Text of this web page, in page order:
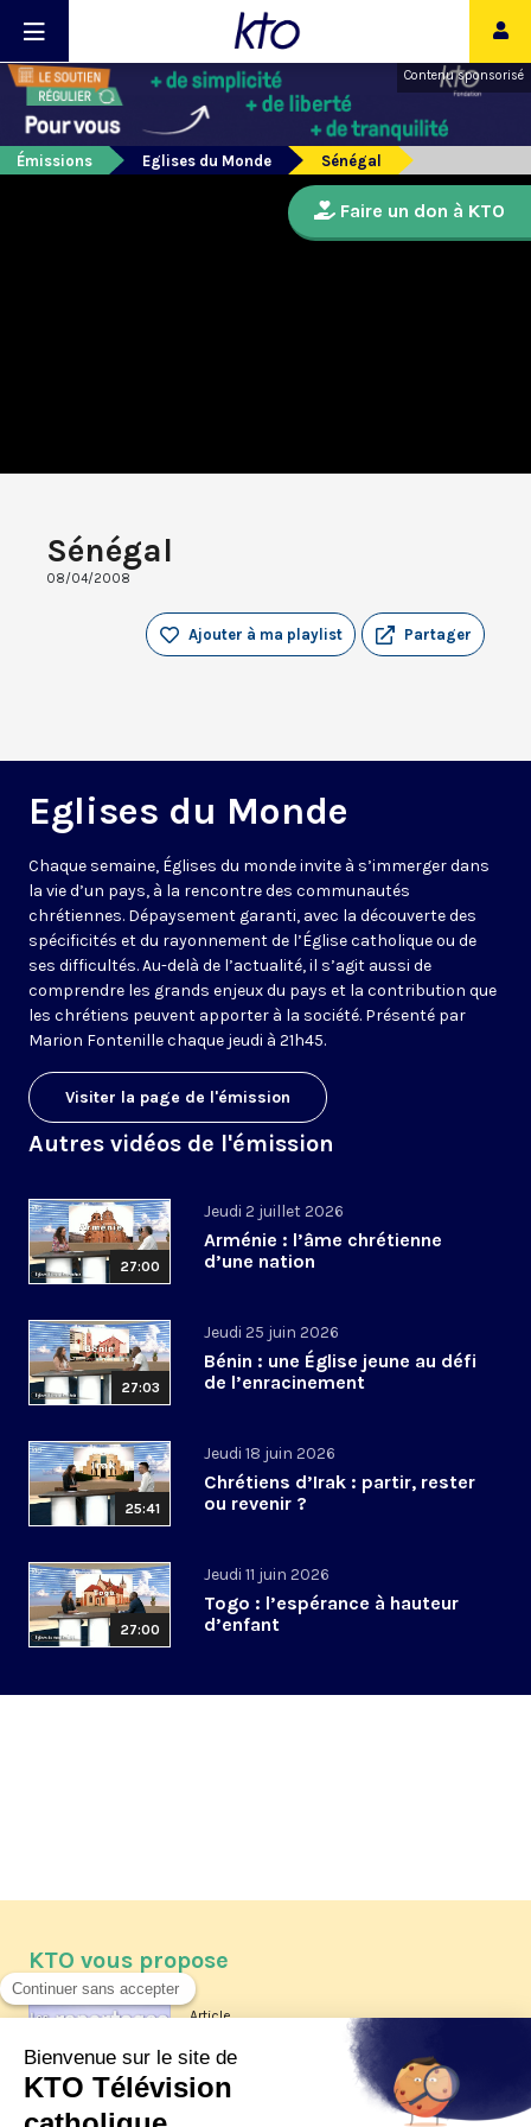
Contenu sponsorisé
Émissions Eglises du Monde Sénégal
Sénégal
08/04/2008
Partager
Ajouter à ma playlist
Eglises du Monde
Chaque semaine, Églises du monde invite à s’immerger dans
la vie d’un pays, à la rencontre des communautés
chrétiennes. Dépaysement garanti, avec la découverte des
spécificités et du rayonnement de l’Église catholique ou de
ses difficultés. Au-delà de l’actualité, il s’agit aussi de
comprendre les grands enjeux du pays et la contribution que
les chrétiens peuvent apporter à la société. Présenté par
Marion Fontenille chaque jeudi à 21h45.
Visiter la page de l'émission
Autres vidéos de l'émission
27:00
Jeudi 2 juillet 2026
Arménie : l’âme chrétienne
d’une nation
27:03
Jeudi 25 juin 2026
Bénin : une Église jeune au défi
de l’enracinement
25:41
Jeudi 18 juin 2026
Chrétiens d’Irak : partir, rester
ou revenir ?
27:00
Jeudi 11 juin 2026
Togo : l’espérance à hauteur
d’enfant
Faire un don à KTO
KTO vous propose
Article
Les reportages d'été 2026 de KTO